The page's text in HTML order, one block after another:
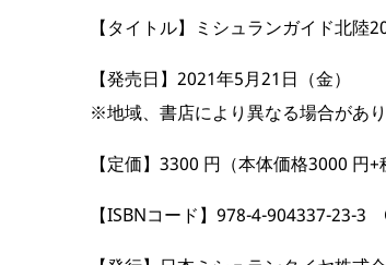
【タイトル】ミシュランガイド北陸
【発売日】2021年5月21日（金）
※地域、書店により異なる場合があ
【定価】3300 円（本体価格3000 円+
【ISBNコード】978-4-904337-23-